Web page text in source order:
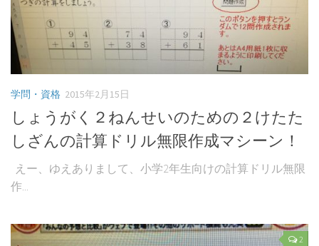
学問・資格 2015年2月15日
しょうがく２ねんせいのための２けたた
しざんの計算ドリル無限作成マシーン！
えー、ゆえありまして、小学2年生向けの計算ドリル無限
作...
2